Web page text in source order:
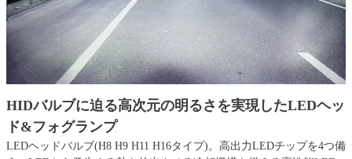
HIDバルブに迫る高次元の明るさを実現したLEDヘッ
ド&フォグランプ
LEDヘッドバルブ(H8 H9 H11 H16タイプ)。高出力LEDチップを4つ備